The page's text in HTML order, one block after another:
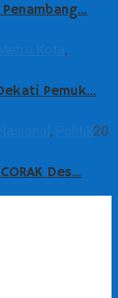
,
Pemuk…
,
20
Des…